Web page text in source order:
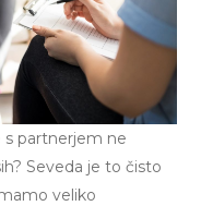
s partnerjem ne
Seveda je to čisto
veliko